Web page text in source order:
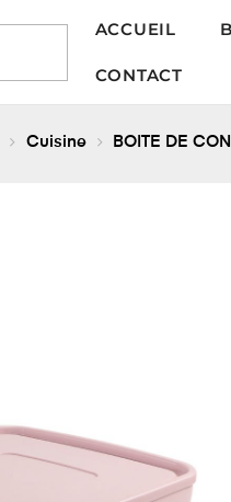
ACCUEIL
CONTACT
Cuisine BOITE DE